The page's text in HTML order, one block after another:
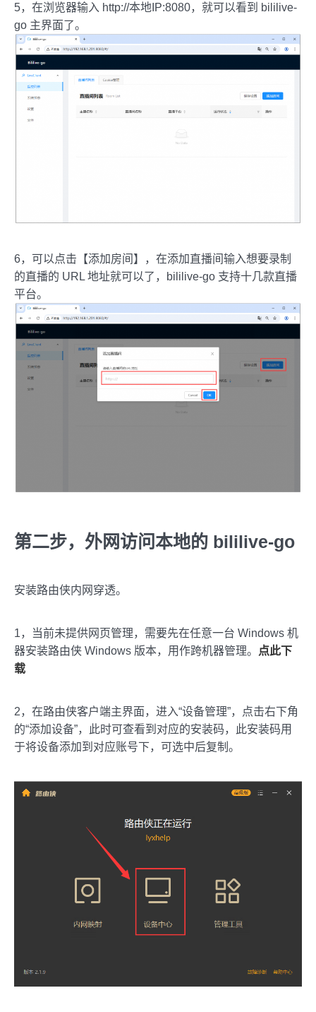
5，在浏览器输入 http://本地IP:8080，就可以看到 bililive-
go 主界面了。
6，可以点击【添加房间】，在添加直播间输入想要录制
的直播的 URL 地址就可以了，bililive-go 支持十几款直播
平台。
第二步，外网访问本地的 bililive-go
安装路由侠内网穿透。
1，当前未提供网页管理，需要先在任意一台 Windows 机
器安装路由侠 Windows 版本，用作跨机器管理。
点此下
载
2，在路由侠客户端主界面，进入“设备管理”，点击右下角
的“添加设备”，此时可查看到对应的安装码，此安装码用
于将设备添加到对应账号下，可选中后复制。